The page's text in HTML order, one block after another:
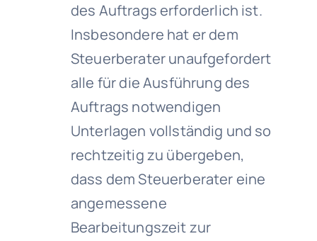
des Auftrags erforderlich ist.
Insbesondere hat er dem
Steuerberater unaufgefordert
alle für die Ausführung des
Auftrags notwendigen
Unterlagen vollständig und so
rechtzeitig zu übergeben,
dass dem Steuerberater eine
angemessene
Bearbeitungszeit zur